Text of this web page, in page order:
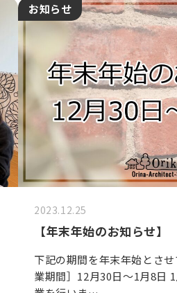
お知らせ
2023.12.25
【年末年始のお知らせ】
下記の期間を年末年始とさ
業期間］12月30日～1月8日